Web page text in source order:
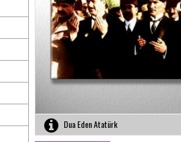
Dua Eden Atatürk